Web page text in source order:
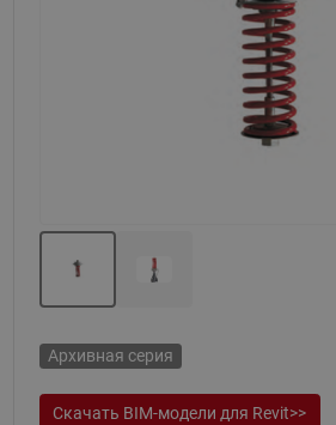
Архивная серия
Скачать BIM-модели для Revit>>